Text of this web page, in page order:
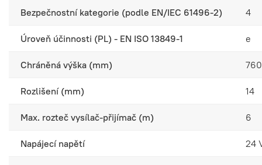
1110030 ReeR 1110030 EOS4
Bezpečnostní kategorie (podle EN/IEC 61496-2) 4
Úroveň účinnosti (PL) - EN ISO 13849-1 e
Chráněná výška (mm) 760
Rozlišení (mm) 14
Max. rozteč vysílač-přijímač (m) 6
Napájecí napětí 24